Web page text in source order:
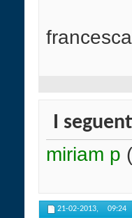
francesca
I
miriam p
21-02-2013, 09:24